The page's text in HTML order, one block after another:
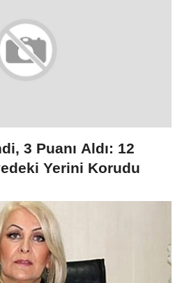
3 Puanı Aldı: 12
Yerini Korudu